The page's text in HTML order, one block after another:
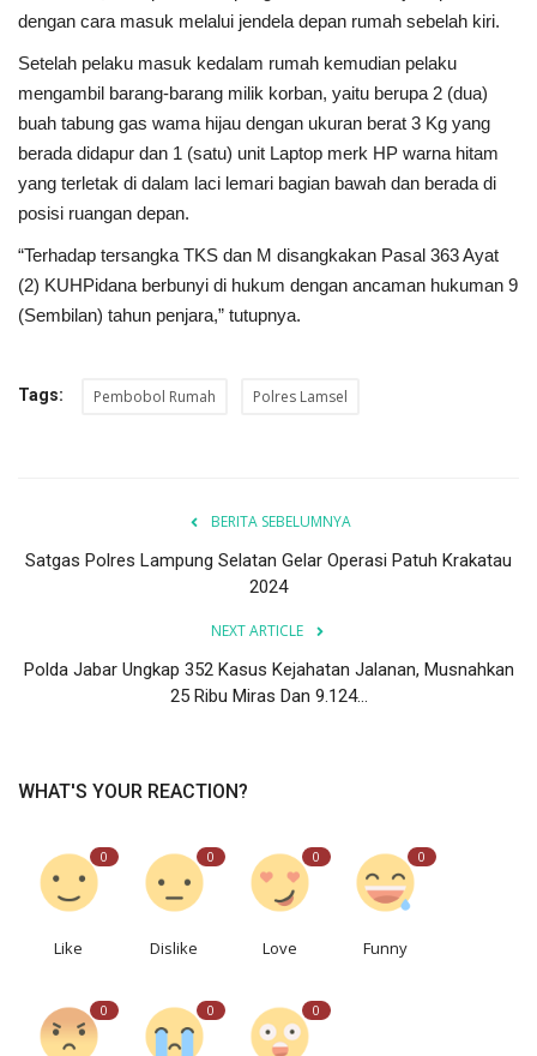
dengan cara masuk melalui jendela depan rumah sebelah kiri.
Setelah pelaku masuk kedalam rumah kemudian pelaku
mengambil barang-barang milik korban, yaitu berupa 2 (dua)
buah tabung gas wama hijau dengan ukuran berat 3 Kg yang
berada didapur dan 1 (satu) unit Laptop merk HP warna hitam
yang terletak di dalam laci lemari bagian bawah dan berada di
posisi ruangan depan.
“Terhadap tersangka TKS dan M disangkakan Pasal 363 Ayat
(2) KUHPidana berbunyi di hukum dengan ancaman hukuman 9
(Sembilan) tahun penjara,” tutupnya.
Tags: Pembobol Rumah Polres Lamsel
BERITA SEBELUMNYA
Satgas Polres Lampung Selatan Gelar Operasi Patuh Krakatau
2024
NEXT ARTICLE
Polda Jabar Ungkap 352 Kasus Kejahatan Jalanan, Musnahkan
25 Ribu Miras Dan 9.124...
WHAT'S YOUR REACTION?
0
Like
0
Dislike
0
Love
0
Funny
0 0 0